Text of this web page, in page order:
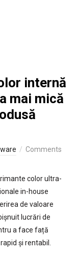
internă
mai mică
Comments
color ultra-
in-house
de valoare
lucrări de
a face față
și rentabil.